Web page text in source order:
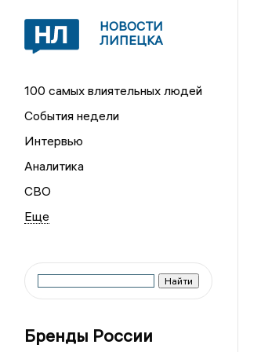
НОВОСТИ
ЛИПЕЦКА
100 самых влиятельных людей
События недели
Интервью
Аналитика
СВО
Бренды России